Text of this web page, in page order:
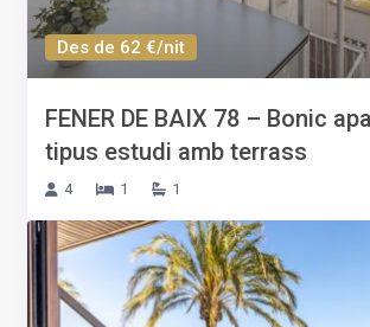
Des de 62 €/nit
FENER DE BAIX 78 – Bonic
tipus estudi amb terrass
4 1 1